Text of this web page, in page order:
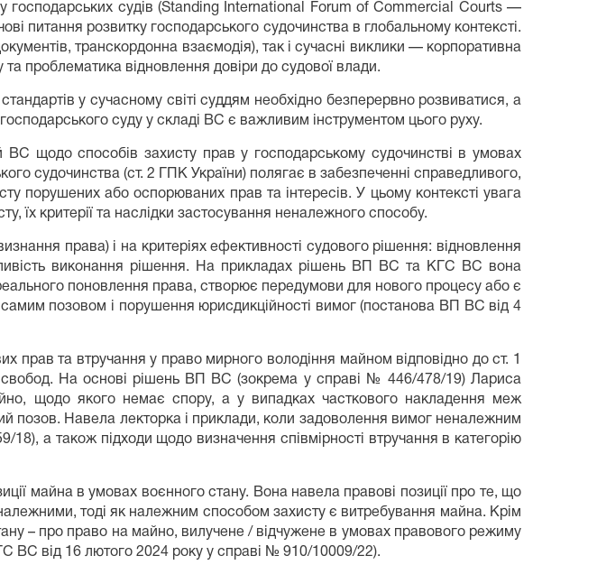
господарських судів (Standing International Forum of Commercial Courts —
питання розвитку господарського судочинства в глобальному контексті.
транскордонна взаємодія), так і сучасні виклики — корпоративна
та проблематика відновлення довіри до судової влади.
у сучасному світі суддям необхідно безперервно розвиватися, а
суду у складі ВС є важливим інструментом цього руху.
ВС щодо способів захисту прав у господарському судочинстві в умовах
судочинства (ст. 2 ГПК України) полягає в забезпеченні справедливого,
порушених або оспорюваних прав та інтересів. У цьому контексті увага
їх критерії та наслідки застосування неналежного способу.
права) і на критеріях ефективності судового рішення: відновлення
виконання рішення. На прикладах рішень ВП ВС та КГС ВС вона
поновлення права, створює передумови для нового процесу або є
позовом і порушення юрисдикційності вимог (постанова ВП ВС від 4
прав та втручання у право мирного володіння майном відповідно до ст. 1
На основі рішень ВП ВС (зокрема у справі № 446/478/19) Лариса
щодо якого немає спору, а у випадках часткового накладення меж
позов. Навела лекторка і приклади, коли задоволення вимог неналежним
а також підходи щодо визначення співмірності втручання в категорію
майна в умовах воєнного стану. Вона навела правові позиції про те, що
тоді як належним способом захисту є витребування майна. Крім
– про право на майно, вилучене / відчужене в умовах правового режиму
ВС від 16 лютого 2024 року у справі № 910/10009/22).